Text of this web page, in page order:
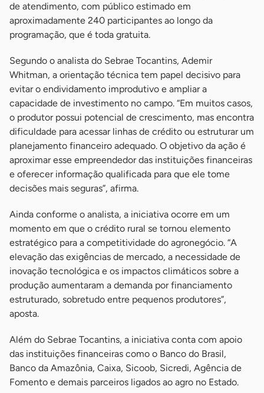
de atendimento, com público estimado em
aproximadamente 240 participantes ao longo da
programação, que é toda gratuita.
Segundo o analista do Sebrae Tocantins, Ademir
Whitman, a orientação técnica tem papel decisivo para
evitar o endividamento improdutivo e ampliar a
capacidade de investimento no campo. “Em muitos casos,
o produtor possui potencial de crescimento, mas encontra
dificuldade para acessar linhas de crédito ou estruturar um
planejamento financeiro adequado. O objetivo da ação é
aproximar esse empreendedor das instituições financeiras
e oferecer informação qualificada para que ele tome
decisões mais seguras”, afirma.
Ainda conforme o analista, a iniciativa ocorre em um
momento em que o crédito rural se tornou elemento
estratégico para a competitividade do agronegócio. “A
elevação das exigências de mercado, a necessidade de
inovação tecnológica e os impactos climáticos sobre a
produção aumentaram a demanda por financiamento
estruturado, sobretudo entre pequenos produtores”,
aposta.
Além do Sebrae Tocantins, a iniciativa conta com apoio
das instituições financeiras como o Banco do Brasil,
Banco da Amazônia, Caixa, Sicoob, Sicredi, Agência de
Fomento e demais parceiros ligados ao agro no Estado.